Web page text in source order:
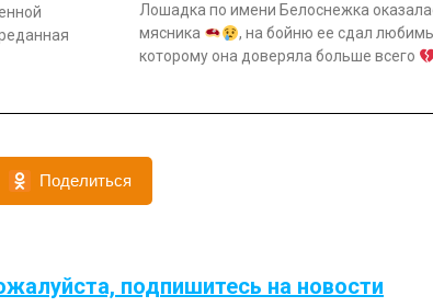
Лошадка по имени Белоснежка
мясника
, на бойню ее сдал
которому она доверяла больше всего
Поделиться
подпишитесь на новости